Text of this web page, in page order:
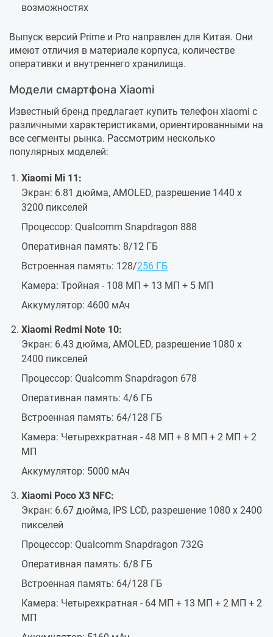
возможностях
Выпуск версий Prime и Pro направлен для Китая. Они
имеют отличия в материале корпуса, количестве
оперативки и внутреннего хранилища.
Модели смартфона Xiaomi
Известный бренд предлагает купить телефон xiaomi с
различными характеристиками, ориентированными на
все сегменты рынка. Рассмотрим несколько
популярных моделей:
Xiaomi Mi 11:
Экран: 6.81 дюйма, AMOLED, разрешение 1440 x
3200 пикселей
Процессор: Qualcomm Snapdragon 888
Оперативная память: 8/12 ГБ
Встроенная память: 128/256 ГБ
Камера: Тройная - 108 МП + 13 МП + 5 МП
Аккумулятор: 4600 мАч
Xiaomi Redmi Note 10:
Экран: 6.43 дюйма, AMOLED, разрешение 1080 x
2400 пикселей
Процессор: Qualcomm Snapdragon 678
Оперативная память: 4/6 ГБ
Встроенная память: 64/128 ГБ
Камера: Четырехкратная - 48 МП + 8 МП + 2 МП + 2
МП
Аккумулятор: 5000 мАч
Xiaomi Poco X3 NFC:
Экран: 6.67 дюйма, IPS LCD, разрешение 1080 x 2400
пикселей
Процессор: Qualcomm Snapdragon 732G
Оперативная память: 6/8 ГБ
Встроенная память: 64/128 ГБ
Камера: Четырехкратная - 64 МП + 13 МП + 2 МП + 2
МП